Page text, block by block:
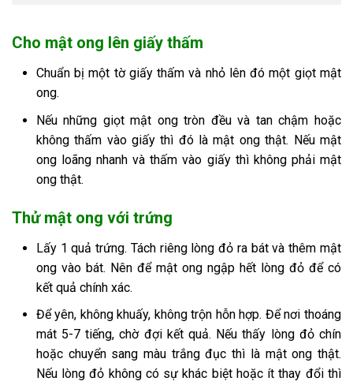
Cho mật ong lên giấy thấm
Chuẩn bị một tờ giấy thấm và nhỏ lên đó một giọt mật
ong.
Nếu những giọt mật ong tròn đều và tan chậm hoặc
không thấm vào giấy thì đó là mật ong thật. Nếu mật
ong loãng nhanh và thấm vào giấy thì không phải mật
ong thật.
Thử mật ong với trứng
Lấy 1 quả trứng. Tách riêng lòng đỏ ra bát và thêm mật
ong vào bát. Nên để mật ong ngập hết lòng đỏ để có
kết quả chính xác.
Để yên, không khuấy, không trộn hỗn hợp. Để nơi thoáng
mát 5-7 tiếng, chờ đợi kết quả. Nếu thấy lòng đỏ chín
hoặc chuyển sang màu trắng đục thì là mật ong thật.
Nếu lòng đỏ không có sự khác biệt hoặc ít thay đổi thì